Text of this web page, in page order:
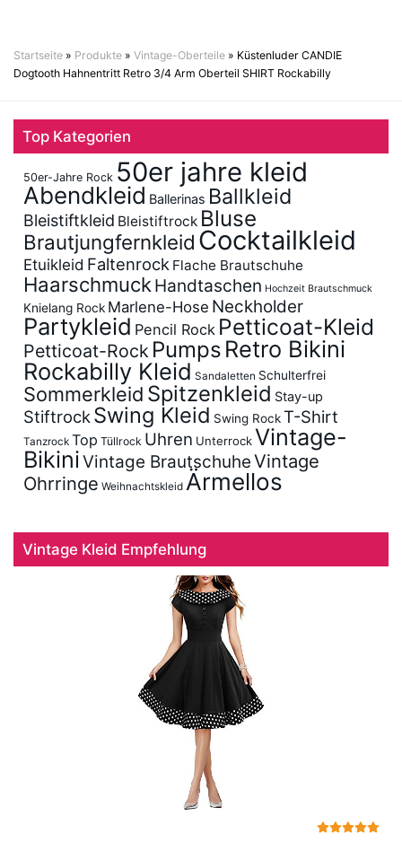
Startseite » Produkte » Vintage-Oberteile » Küstenluder CANDIE
Dogtooth Hahnentritt Retro 3/4 Arm Oberteil SHIRT Rockabilly
Top Kategorien
50er-Jahre Rock 50er jahre kleid
Abendkleid Ballerinas Ballkleid
Bleistiftkleid Bleistiftrock Bluse
Brautjungfernkleid Cocktailkleid
Etuikleid Faltenrock Flache Brautschuhe
Haarschmuck Handtaschen Hochzeit Brautschmuck
Knielang Rock Marlene-Hose Neckholder
Partykleid Pencil Rock Petticoat-Kleid
Petticoat-Rock Pumps Retro Bikini
Rockabilly Kleid Sandaletten Schulterfrei
Sommerkleid Spitzenkleid Stay-up
Stiftrock Swing Kleid Swing RockT-Shirt
Tanzrock Top Tüllrock Uhren UnterrockVintage-
BikiniVintage BrautschuheVintage
Ohrringe Weihnachtskleid Ärmellos
Vintage Kleid Empfehlung